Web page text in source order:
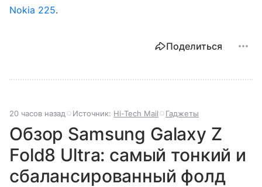
Nokia 225.
Поделиться
20 часов назад Источник: Hi-Tech Mail Гаджеты
Обзор Samsung Galaxy Z
Fold8 Ultra: самый тонкий и
сбалансированный фолд